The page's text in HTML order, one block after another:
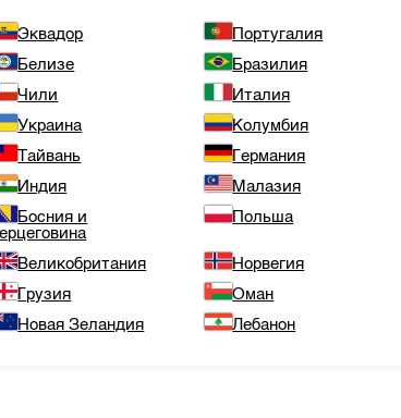
Эквадор Португалия
Белизе
Бразилия
Чили
Италия
Украина
Колумбия
Тайвань
Германия
Индия
Малазия
Босния и
Польша
Великобритания Норвегия
Грузия
Оман
Новая Зеландия
Лебанон